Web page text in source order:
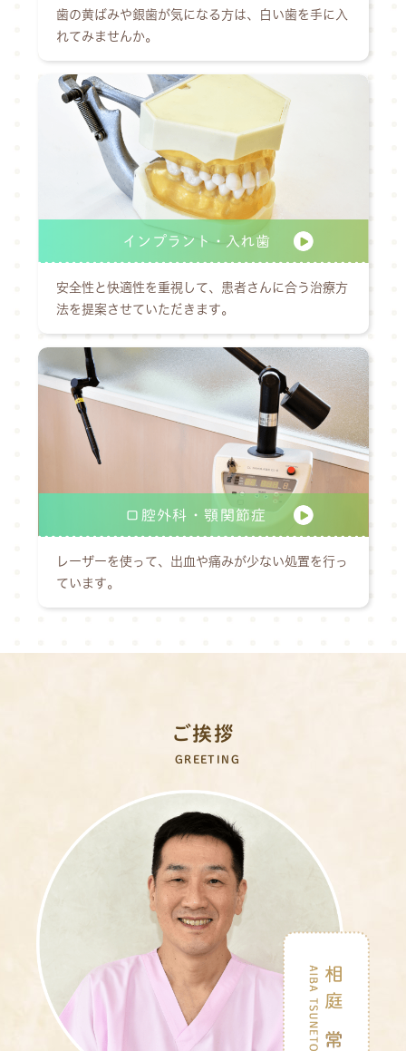
歯の黄ばみや銀歯が気になる方は、白い歯を手に入
れてみませんか。
インプラント・入れ歯
安全性と快適性を重視して、患者さんに合う治療方
法を提案させていただきます。
口腔外科・顎関節症
レーザーを使って、出血や痛みが少ない処置を行っ
ています。
ご挨拶
GREETING